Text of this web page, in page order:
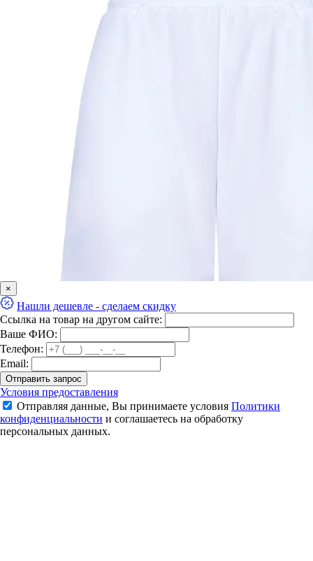
Шорты унисекс Kumpoo KP-402 (White)
1 250 ₽
1 990 ₽
×
Нашли дешевле - сделаем скидку
Ссылка на товар на другом сайте:
Ваше ФИО:
Телефон:
Email:
Отправить запрос
Условия предоставления
Отправляя данные, Вы принимаете условия Политики
конфиденциальности и соглашаетесь на обработку
персональных данных.